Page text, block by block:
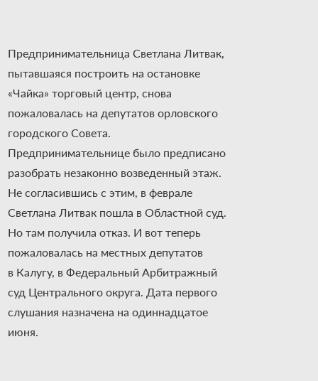
Предпринимательница Светлана Литвак,
пытавшаяся построить на остановке
«Чайка» торговый центр, снова
пожаловалась на депутатов орловского
городского Совета.
Предпринимательнице было предписано
разобрать незаконно возведенный этаж.
Не согласившись с этим, в феврале
Светлана Литвак пошла в Областной суд.
Но там получила отказ. И вот теперь
пожаловалась на местных депутатов
в Калугу, в Федеральный Арбитражный
суд Центрального округа. Дата первого
слушания назначена на одиннадцатое
июня.